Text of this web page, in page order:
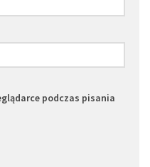
podczas pisania